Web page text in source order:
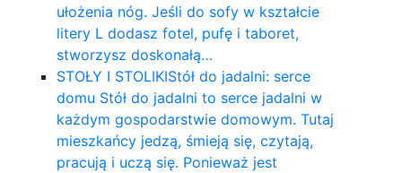
ułożenia nóg. Jeśli do sofy w kształcie
litery L dodasz fotel, pufę i taboret,
stworzysz doskonałą…
STOŁY I STOLIKIStół do jadalni: serce
domu Stół do jadalni to serce jadalni w
każdym gospodarstwie domowym. Tutaj
mieszkańcy jedzą, śmieją się, czytają,
pracują i uczą się. Ponieważ jest